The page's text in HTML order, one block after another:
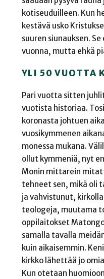
kotiseuduilleen. Kun
kestävä usko
suuren siunauksen.
vuonna, mutta ehkä
YLI 50 VUOTTA
Pari vuotta sitten
vuotista historiaa.
koronasta johtuen
vuosikymmenen
monessa mukana.
ollut kymmeniä, nyt
Monin mittarein
tehneet sen, mikä oli
ja vahvistunut,
teologeja, muutama
oppilaitokset
samalla tavalla
kuin aikaisemmin.
kirkko lähettää jo
Kun otetaan